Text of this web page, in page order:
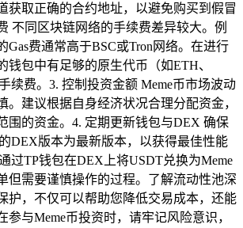
获取正确的合约地址，以避免购买到假冒
不同区块链网络的手续费差异较大。例
Gas费通常高于BSC或Tron网络。在进行
钱包中有足够的原生代币（如ETH、
续费。3. 控制投资金额 Meme币市场波动
。建议根据自身经济状况合理分配资金，
围的资金。4. 定期更新钱包与DEX 确保
DEX版本为最新版本，以获得最佳性能
过TP钱包在DEX上将USDT兑换为Meme
但需要谨慎操作的过程。了解流动性池深
护，不仅可以帮助您降低交易成本，还能
参与Meme币投资时，请牢记风险意识，